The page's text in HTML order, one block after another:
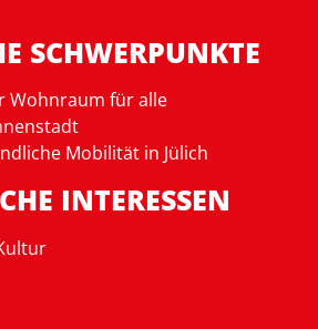
SCHWERPUNKTE
Wohnraum für alle
Mobilität in Jülich
INTERESSEN